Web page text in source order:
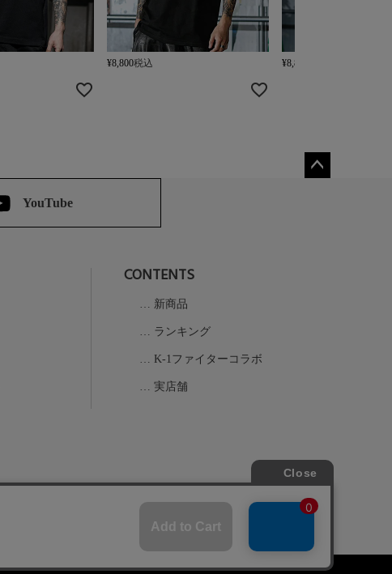
¥8,800税込 ¥8,800
YouTube
CONTENTS
新商品
ランキング
K-1ファイターコラボ
実店舗